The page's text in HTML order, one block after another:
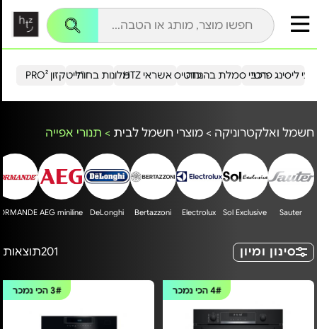
הייטקזון PRO²מלונות בחו"ל כרטיס אשראי HTZ ליסינג פרטירכבי סמלת בהנחה
חשמל ואלקטרוניקה > מוצרי חשמל לבית > תנורי אפייה
Sauter
Sol Exclusive
Electrolux
Bertazzoni
DeLonghi
AEG miniline
סינון ומיון 201תוצאות
4#הכי נמכר 3#הכי נמכר